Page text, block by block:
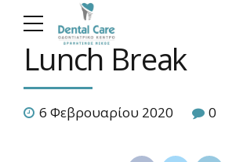
Lunch Break
6 Φεβρουαρίου 2020 0